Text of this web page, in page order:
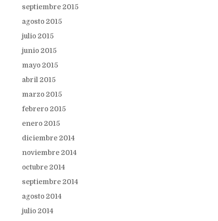
septiembre 2015
agosto 2015
julio 2015
junio 2015
mayo 2015
abril 2015
marzo 2015
febrero 2015
enero 2015
diciembre 2014
noviembre 2014
octubre 2014
septiembre 2014
agosto 2014
julio 2014